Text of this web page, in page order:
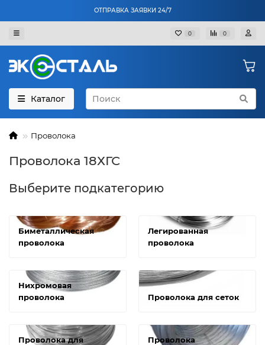
ОТПРАВКА ЗАЯВКИ 24/7
0 0
Каталог
Проволока
Проволока 18ХГС
Выберите подкатегорию
Биметаллическая
проволока
Легированная
проволока
Нихромовая
проволока
Проволока для сеток
Проволока для
Проволока